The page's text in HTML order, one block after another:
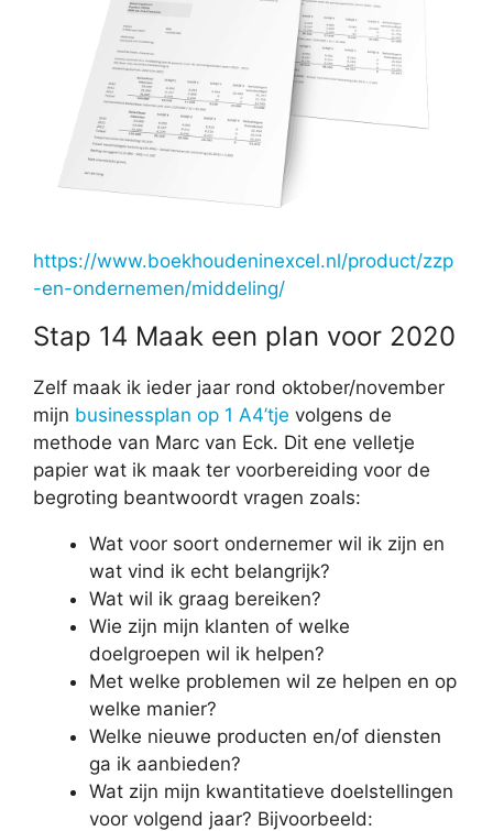
https://www.boekhoudeninexcel.nl/product/zzp
-en-ondernemen/middeling/
Stap 14 Maak een plan voor 2020
Zelf maak ik ieder jaar rond oktober/november
mijn businessplan op 1 A4’tje volgens de
methode van Marc van Eck. Dit ene velletje
papier wat ik maak ter voorbereiding voor de
begroting beantwoordt vragen zoals:
Wat voor soort ondernemer wil ik zijn en
wat vind ik echt belangrijk?
Wat wil ik graag bereiken?
Wie zijn mijn klanten of welke
doelgroepen wil ik helpen?
Met welke problemen wil ze helpen en op
welke manier?
Welke nieuwe producten en/of diensten
ga ik aanbieden?
Wat zijn mijn kwantitatieve doelstellingen
voor volgend jaar? Bijvoorbeeld: